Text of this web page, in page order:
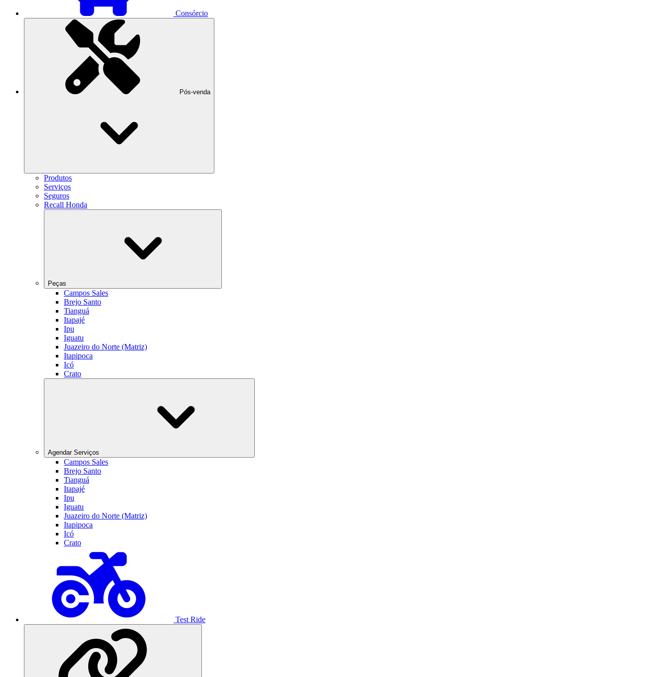
Consórcio
Pós-venda
Produtos
Serviços
Seguros
Recall Honda
Peças
Campos Sales
Brejo Santo
Tianguá
Itapajé
Ipu
Iguatu
Juazeiro do Norte (Matriz)
Itapipoca
Icó
Crato
Agendar Serviços
Campos Sales
Brejo Santo
Tianguá
Itapajé
Ipu
Iguatu
Juazeiro do Norte (Matriz)
Itapipoca
Icó
Crato
Test Ride